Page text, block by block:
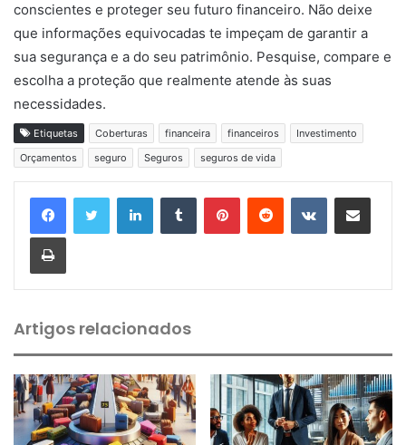
conscientes e proteger seu futuro financeiro. Não deixe
que informações equivocadas te impeçam de garantir a
sua segurança e a do seu patrimônio. Pesquise, compare e
escolha a proteção que realmente atende às suas
necessidades.
Etiquetas Coberturas financeira financeiros
Investimento
Orçamentos
seguro Seguros seguros de vida
Artigos relacionados